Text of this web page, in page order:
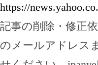
https://
記事の削除・修正
のメールアドレス